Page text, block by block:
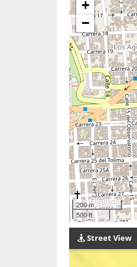
+
−
200 m
500 ft
Street View